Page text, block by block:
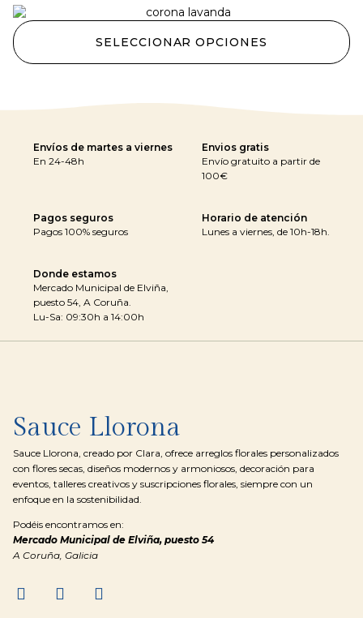
SELECCIONAR OPCIONES
Envíos de martes a viernes
En 24-48h
Envios gratis
Envío gratuito a partir de
100€
Pagos seguros
Pagos 100% seguros
Horario de atención
Lunes a viernes, de 10h-18h.
Donde estamos
Mercado Municipal de Elviña,
puesto 54, A Coruña.
Lu-Sa: 09:30h a 14:00h
Sauce Llorona
Sauce Llorona, creado por Clara, ofrece arreglos florales personalizados
con flores secas, diseños modernos y armoniosos, decoración para
eventos, talleres creativos y suscripciones florales, siempre con un
enfoque en la sostenibilidad.
Podéis encontramos en:
Mercado Municipal de Elviña, puesto 54
A Coruña, Galicia